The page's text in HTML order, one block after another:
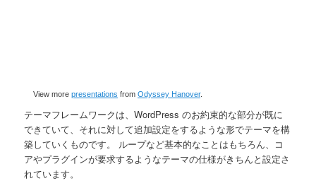
View morepresentations fromOdyssey Hanover.
テーマフレームワークは、WordPress のお約束的な部分が既に
できていて、それに対して追加設定をするような形でテーマを構
築していくものです。 ループなど基本的なことはもちろん、コ
アやプラグインが要求するようなテーマの仕様がきちんと設定さ
れています。